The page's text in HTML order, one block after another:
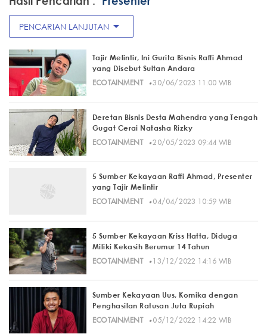
PENCARIAN LANJUTAN arrow_drop_down
Tajir Melintir, Ini Gurita Bisnis Raffi Ahmad
yang Disebut Sultan Andara
ECOTAINMENT
· 30/06/2023 11:00 WIB
Deretan Bisnis Desta Mahendra yang Tengah
Gugat Cerai Natasha Rizky
ECOTAINMENT
· 20/05/2023 09:44 WIB
5 Sumber Kekayaan Raffi Ahmad, Presenter
yang Tajir Melintir
ECOTAINMENT
· 04/04/2023 10:59 WIB
5 Sumber Kekayaan Kriss Hatta, Diduga
Miliki Kekasih Berumur 14 Tahun
ECOTAINMENT
· 13/12/2022 14:16 WIB
Sumber Kekayaan Uus, Komika dengan
Penghasilan Ratusan Juta Rupiah
ECOTAINMENT
· 05/12/2022 14:22 WIB